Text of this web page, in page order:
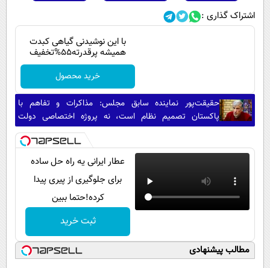
اشتراک گذاری :
با این نوشیدنی گیاهی کبدت
همیشه پرقدرته55%تخفیف
خرید محصول
حقیقت‌پور نماینده سابق مجلس: مذاکرات و تفاهم با
پاکستان تصمیم نظام است، نه پروژه اختصاصی دولت
پزشکیان/ برخی جریان‌ها هرجا منافعشان اقتضا کند از رهبری
عطار ایرانی یه راه حل ساده
برای جلوگیری از پیری پیدا
کرده!حتما ببین
ثبت خرید
مطالب پیشنهادی